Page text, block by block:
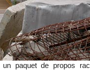
un paquet de propos